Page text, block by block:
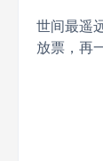
世间最遥
放票，再